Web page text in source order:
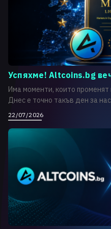
Успяхме! Altcoins.bg
Има моменти, които
Днес е точно такъв ден за
22/07/2026